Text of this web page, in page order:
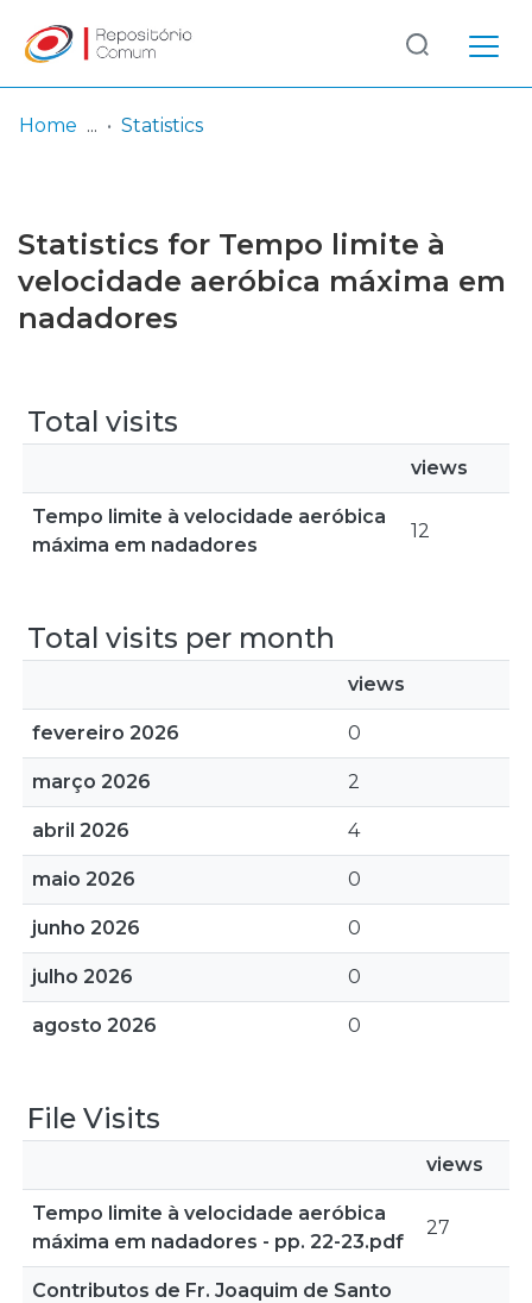
Browse repository
Entities
Log
In
(current)
Home Statistics
Statistics for Tempo limite à
velocidade aeróbica máxima em
nadadores
Total visits
views
Tempo limite à velocidade aeróbica
máxima em nadadores
12
Total visits per month
views
fevereiro 2026 0
março 2026 2
abril 2026 4
maio 2026 0
junho 2026 0
julho 2026 0
agosto 2026 0
File Visits
views
Tempo limite à velocidade aeróbica
máxima em nadadores - pp. 22-23.pdf
27
Contributos de Fr. Joaquim de Santo